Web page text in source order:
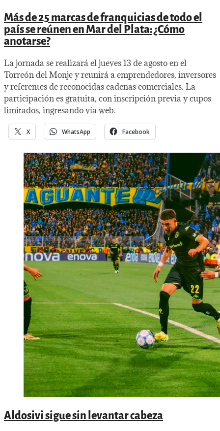
Más de 25 marcas de franquicias de todo el
país se reúnen en Mar del Plata: ¿Cómo
anotarse?
La jornada se realizará el jueves 13 de agosto en el
Torreón del Monje y reunirá a emprendedores, inversores
y referentes de reconocidas cadenas comerciales. La
participación es gratuita, con inscripción previa y cupos
limitados, ingresando vía web.
X WhatsApp Facebook
Aldosivi sigue sin levantar cabeza